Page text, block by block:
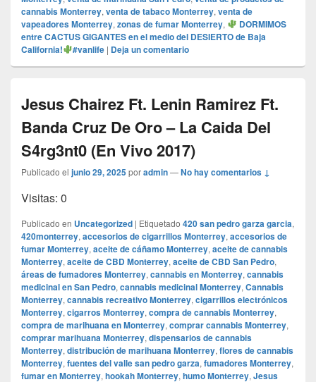
cannabis Monterrey, venta de tabaco Monterrey, venta de
vapeadores Monterrey, zonas de fumar Monterrey,
DORMIMOS
entre CACTUS GIGANTES en el medio del DESIERTO de Baja
California!
#vanlife | Deja un comentario
Jesus Chairez Ft. Lenin Ramirez Ft.
Banda Cruz De Oro – La Caida Del
S4rg3nt0 (En Vivo 2017)
Publicado el junio 29, 2025poradmin—No hay comentarios ↓
Visitas: 0
Publicado en Uncategorized | Etiquetado 420 san pedro garza garcia,
420monterrey, accesorios de cigarrillos Monterrey, accesorios de
fumar Monterrey, aceite de cáñamo Monterrey, aceite de cannabis
Monterrey, aceite de CBD Monterrey, aceite de CBD San Pedro,
áreas de fumadores Monterrey, cannabis en Monterrey, cannabis
medicinal en San Pedro, cannabis medicinal Monterrey, Cannabis
Monterrey, cannabis recreativo Monterrey, cigarrillos electrónicos
Monterrey, cigarros Monterrey, compra de cannabis Monterrey,
compra de marihuana en Monterrey, comprar cannabis Monterrey,
comprar marihuana Monterrey, dispensarios de cannabis
Monterrey, distribución de marihuana Monterrey, flores de cannabis
Monterrey, fuentes del valle san pedro garza, fumadores Monterrey,
fumar en Monterrey, hookah Monterrey, humo Monterrey, Jesus